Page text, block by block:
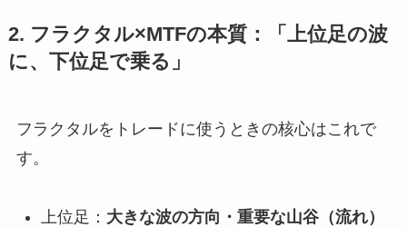
2. フラクタル×MTFの本質：「上位足の波
に、下位足で乗る」
フラクタルをトレードに使うときの核心はこれで
す。
上位足： 大きな波の方向・重要な山谷（流れ）